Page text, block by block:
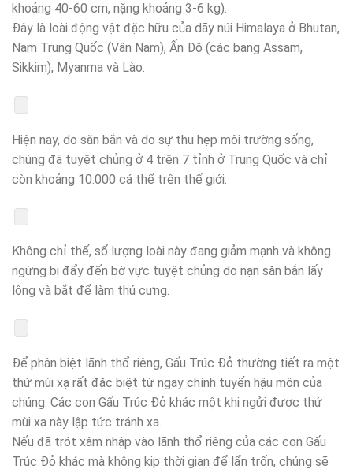
khoảng 40-60 cm, nặng khoảng 3-6 kg).
Đây là loài động vật đặc hữu của dãy núi Himalaya ở Bhutan,
Nam Trung Quốc (Vân Nam), Ấn Độ (các bang Assam,
Sikkim), Myanma và Lào.
Hiện nay, do săn bắn và do sự thu hẹp môi trường sống,
chúng đã tuyệt chủng ở 4 trên 7 tỉnh ở Trung Quốc và chỉ
còn khoảng 10.000 cá thể trên thế giới.
Không chỉ thế, số lượng loài này đang giảm mạnh và không
ngừng bị đẩy đến bờ vực tuyệt chủng do nạn săn bắn lấy
lông và bắt để làm thú cưng.
Để phân biệt lãnh thổ riêng, Gấu Trúc Đỏ thường tiết ra một
thứ mùi xạ rất đặc biệt từ ngay chính tuyến hậu môn của
chúng. Các con Gấu Trúc Đỏ khác một khi ngửi được thứ
mùi xạ này lập tức tránh xa.
Nếu đã trót xâm nhập vào lãnh thổ riêng của các con Gấu
Trúc Đỏ khác mà không kịp thời gian để lẩn trốn, chúng sẽ